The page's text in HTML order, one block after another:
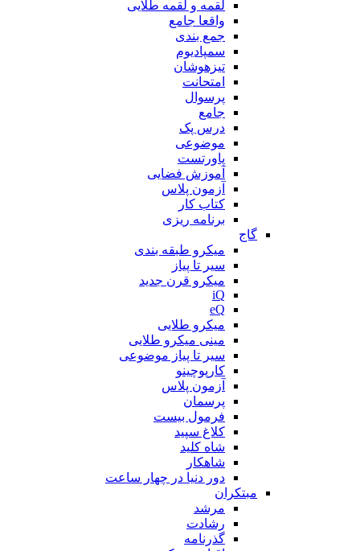
لقمه و لقمه طلایی
واقعا جامع
جمع بندی
سمپادیوم
تیزهوشان
امتحانت
پرسوال
جامع
درس پک
موضوعی
پاورتست
آموزش فضایی
آزمون پلاس
کتاب کار
برنامه ریزی
گاج
میکرو طبقه بندی
سیر تا پیاز
میکرو قرن جدید
iQ
eQ
میکرو طلایی
مینی میکرو طلایی
سیر تا پیاز موضوعی
کارپوچینو
آزمون پلاس
پرسمان
فرمول بیست
کلاغ سپید
شاه کلید
شاهکار
دور دنیا در چهار ساعت
مبتکران
مرشد
رشادت
گذرنامه